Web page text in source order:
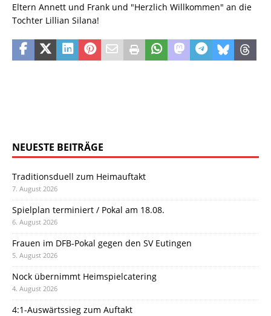
Eltern Annett und Frank und "Herzlich Willkommen" an die
Tochter Lillian Silana!
NEUESTE BEITRÄGE
Traditionsduell zum Heimauftakt
7. August 2026
Spielplan terminiert / Pokal am 18.08.
6. August 2026
Frauen im DFB-Pokal gegen den SV Eutingen
5. August 2026
Nock übernimmt Heimspielcatering
4. August 2026
4:1-Auswärtssieg zum Auftakt